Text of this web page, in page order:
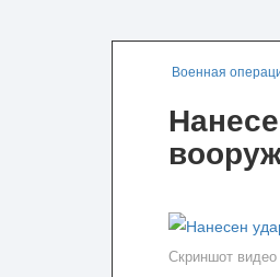
Военная
Скриншот